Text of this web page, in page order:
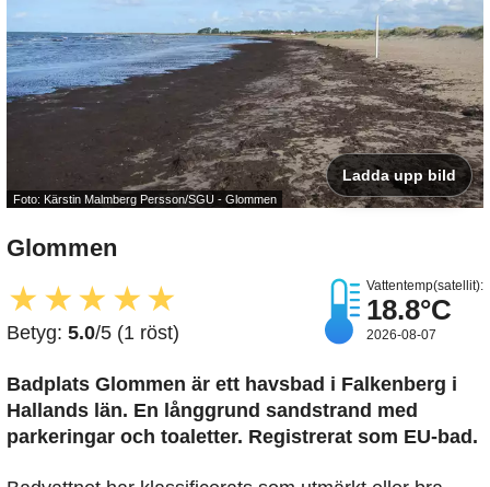
Foto: Kärstin Malmberg Persson/SGU - Glommen
Ladda upp bild
Glommen
★ ★★ ★★
Betyg: 5.0/5 (1 röst)
Vattentemp(satellit):
18.8°C
2026-08-07
Badplats Glommen är ett havsbad i Falkenberg i
Hallands län. En långgrund sandstrand med
parkeringar och toaletter. Registrerat som EU-bad.